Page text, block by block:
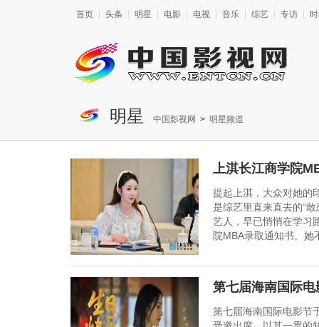
首页 头条 明星 电影 电视 音乐 综艺 专访
明星 中国影视网 > 明星频道
上淇长江商学院
提起上淇，大众对她的
是综艺里直来直去的“
艺人，早已悄悄在学
院MBA录取通知书。她
第七届海南国际电
第七届海南国际电影节